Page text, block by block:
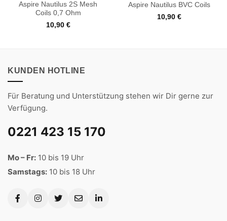
Aspire Nautilus 2S Mesh
Coils 0,7 Ohm
10,90 €
Aspire Nautilus BVC Coils
10,90 €
KUNDEN HOTLINE
Für Beratung und Unterstützung stehen wir Dir gerne zur
Verfügung.
0221 423 15 170
Mo – Fr: 10 bis 19 Uhr
Samstags: 10 bis 18 Uhr